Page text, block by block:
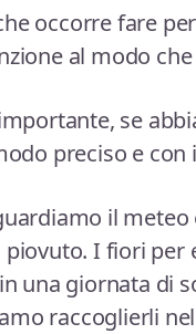
occorre fare
al modo
se
preciso e con
il
I fiori per
una giornata di
raccoglierli